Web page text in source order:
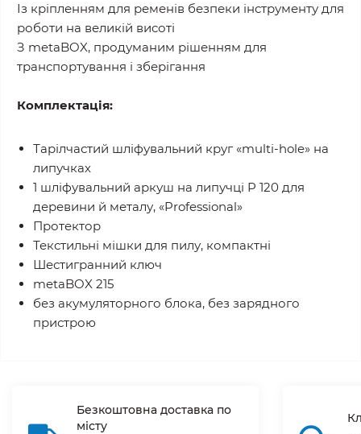
Із кріпленням для ременів безпеки інструменту для
роботи на великій висоті
З metaBOX, продуманим рішенням для
транспортування і зберігання
Комплектація:
Тарілчастий шліфувальний круг «multi-hole» на
липучках
1 шліфувальний аркуш на липучці P 120 для
деревини й металу, «Professional»
Протектор
Текстильні мішки для пилу, компактні
Шестигранний ключ
metaBOX 215
без акумуляторного блока, без зарядного
пристрою
Безкоштовна доставка по
місту